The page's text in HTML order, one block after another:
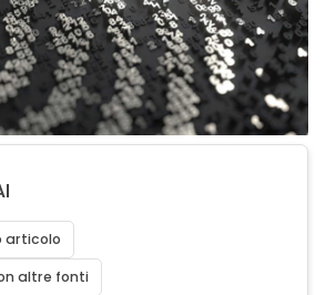
articolo
altre fonti